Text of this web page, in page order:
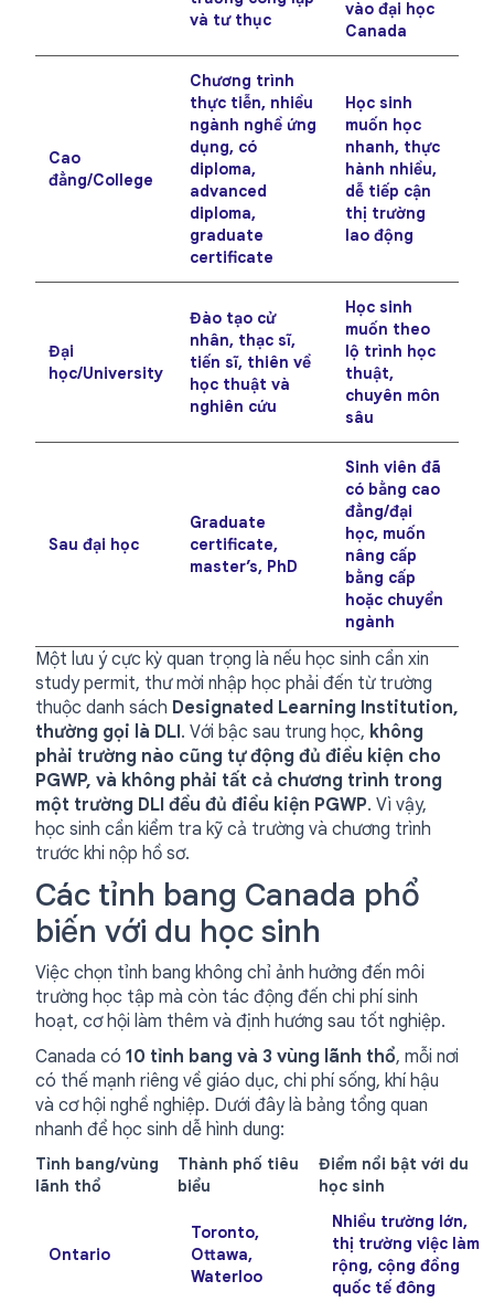
và tư thục
vào đại học
Canada
Cao
đẳng/College
Chương trình
thực tiễn, nhiều
ngành nghề ứng
dụng, có
diploma,
advanced
diploma,
graduate
certificate
Học sinh
muốn học
nhanh, thực
hành nhiều,
dễ tiếp cận
thị trường
lao động
Đại
học/University
Đào tạo cử
nhân, thạc sĩ,
tiến sĩ, thiên về
học thuật và
nghiên cứu
Học sinh
muốn theo
lộ trình học
thuật,
chuyên môn
sâu
Sau đại học
Graduate
certificate,
master’s, PhD
Sinh viên đã
có bằng cao
đẳng/đại
học, muốn
nâng cấp
bằng cấp
hoặc chuyển
ngành
Một lưu ý cực kỳ quan trọng là nếu học sinh cần xin
study permit, thư mời nhập học phải đến từ trường
thuộc danh sách Designated Learning Institution,
thường gọi là DLI. Với bậc sau trung học, không
phải trường nào cũng tự động đủ điều kiện cho
PGWP, và không phải tất cả chương trình trong
một trường DLI đều đủ điều kiện PGWP. Vì vậy,
học sinh cần kiểm tra kỹ cả trường và chương trình
trước khi nộp hồ sơ.
Các tỉnh bang Canada phổ
biến với du học sinh
Việc chọn tỉnh bang không chỉ ảnh hưởng đến môi
trường học tập mà còn tác động đến chi phí sinh
hoạt, cơ hội làm thêm và định hướng sau tốt nghiệp.
Canada có 10 tỉnh bang và 3 vùng lãnh thổ, mỗi nơi
có thế mạnh riêng về giáo dục, chi phí sống, khí hậu
và cơ hội nghề nghiệp. Dưới đây là bảng tổng quan
nhanh để học sinh dễ hình dung:
Tỉnh bang/vùng
lãnh thổ
Thành phố tiêu
biểu
Điểm nổi bật với du
học sinh
Ontario
Toronto,
Ottawa,
Waterloo
Nhiều trường lớn,
thị trường việc làm
rộng, cộng đồng
quốc tế đông